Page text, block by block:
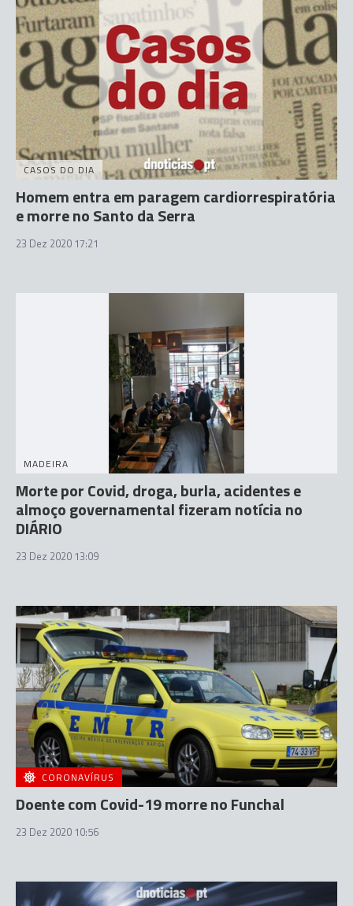
CASOS DO DIA
Homem entra em paragem cardiorrespiratória
e morre no Santo da Serra
23 Dez 2020 17:21
MADEIRA
Morte por Covid, droga, burla, acidentes e
almoço governamental fizeram notícia no
DIÁRIO
23 Dez 2020 13:09
CORONAVÍRUS
Doente com Covid-19 morre no Funchal
23 Dez 2020 10:56